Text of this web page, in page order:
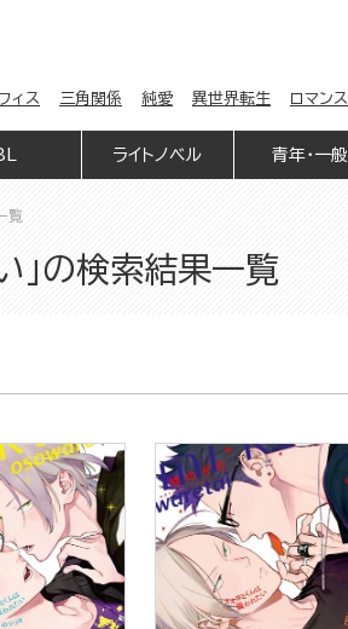
ィス 三角関係 純愛 異世界転生 ロマンス
ライトノベル 青年・一般
覧
」の検索結果一覧